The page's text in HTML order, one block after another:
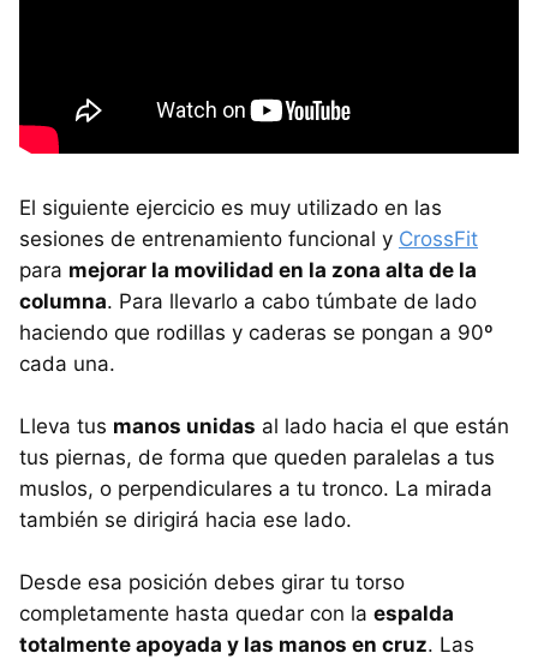
El siguiente ejercicio es muy utilizado en las
sesiones de entrenamiento funcional y CrossFit
para mejorar la movilidad en la zona alta de la
columna. Para llevarlo a cabo túmbate de lado
haciendo que rodillas y caderas se pongan a 90º
cada una.
Lleva tus manos unidas al lado hacia el que están
tus piernas, de forma que queden paralelas a tus
muslos, o perpendiculares a tu tronco. La mirada
también se dirigirá hacia ese lado.
Desde esa posición debes girar tu torso
completamente hasta quedar con la espalda
totalmente apoyada y las manos en cruz. Las